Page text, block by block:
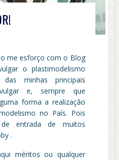
me esforço com o Blog
o plastimodelismo
minhas principais
e, sempre que
forma a realização
no País. Pois
entrada de muitos
.
méritos ou qualquer